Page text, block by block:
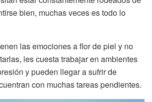
bien, muchas veces es todo lo
las emociones a flor de piel y no
les cuesta trabajar en ambientes
y pueden llegar a sufrir de
con muchas tareas pendientes.